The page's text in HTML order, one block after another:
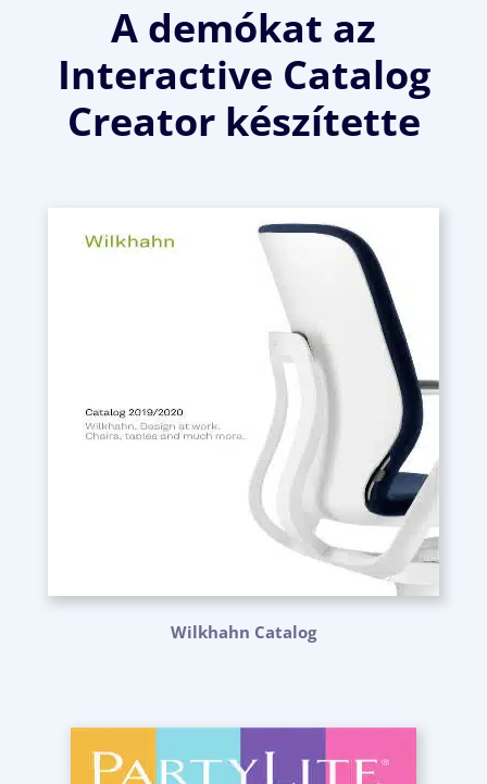
A demókat az
Interactive Catalog
Creator készítette
Wilkhahn Catalog